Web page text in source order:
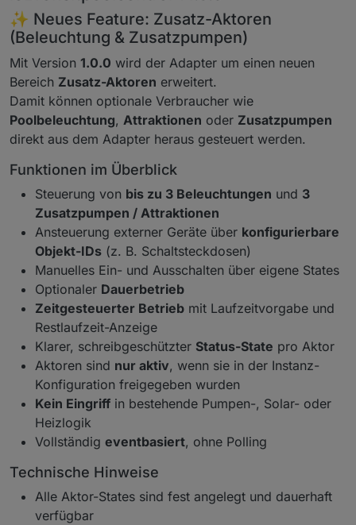
✨ Neues Feature: Zusatz-Aktoren
(Beleuchtung & Zusatzpumpen)
Mit Version 1.0.0 wird der Adapter um einen neuen
Bereich Zusatz-Aktoren erweitert.
Damit können optionale Verbraucher wie
Poolbeleuchtung, Attraktionen oder Zusatzpumpen
direkt aus dem Adapter heraus gesteuert werden.
Funktionen im Überblick
Steuerung von bis zu 3 Beleuchtungen und 3
Zusatzpumpen / Attraktionen
Ansteuerung externer Geräte über konfigurierbare
Objekt-IDs (z. B. Schaltsteckdosen)
Manuelles Ein- und Ausschalten über eigene States
Optionaler Dauerbetrieb
Zeitgesteuerter Betrieb mit Laufzeitvorgabe und
Restlaufzeit-Anzeige
Klarer, schreibgeschützter Status-State pro Aktor
Aktoren sind nur aktiv, wenn sie in der Instanz-
Konfiguration freigegeben wurden
Kein Eingriff in bestehende Pumpen-, Solar- oder
Heizlogik
Vollständig eventbasiert, ohne Polling
Technische Hinweise
Alle Aktor-States sind fest angelegt und dauerhaft
verfügbar